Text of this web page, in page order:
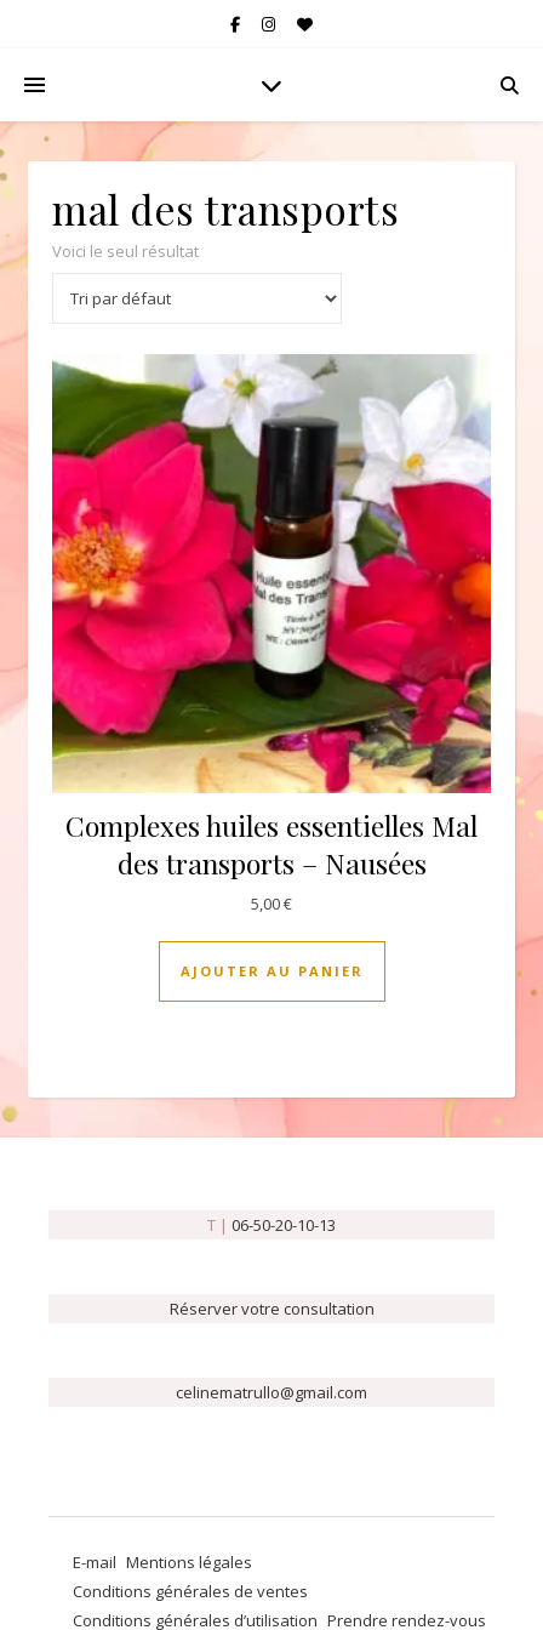
mal des transports
Voici le seul résultat
Complexes huiles essentielles Mal
des transports – Nausées
5,00€
AJOUTER AU PANIER
T | 06-50-20-10-13
Réserver votre consultation
celinematrullo@gmail.com
E-mail Mentions légales
Conditions générales de ventes
Conditions générales d’utilisation Prendre rendez-vous